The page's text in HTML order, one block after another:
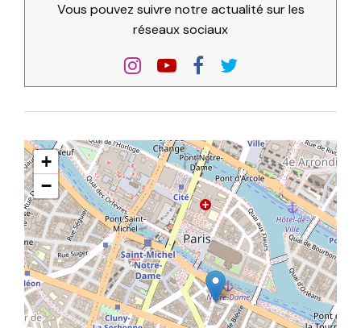
Vous pouvez suivre notre actualité sur les
réseaux sociaux
+
−